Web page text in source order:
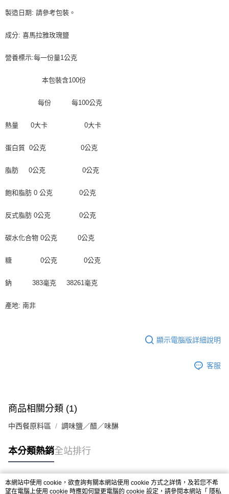
製造日期: 請參考包裝。
成分: 喜馬拉雅玫瑰鹽
營養標示:每一份量1公克
本包裝含100份
每份 每100公克
熱量 0大卡 0大卡
蛋白質 0公克 0公克
脂肪 0公克 0公克
飽和脂肪 0 公克 0公克
反式脂肪 0公克 0公克
碳水化合物 0公克 0公克
糖 0公克 0公克
鈉 383毫克 38261毫克
產地: 南非
顯示電腦版詳細說明
客服
商品相關分類 (1)
中西餐原料區 調味鹽／醋／味醂
本分類熱銷全站排行
熱門標籤
本網站中使用 cookie，欲查詢有關本網站使用 cookie 方式之詳情，及若您不希
望在電腦上使用 cookie 時應如何變更電腦的 cookie 設定，請參閱本網站「 隱私